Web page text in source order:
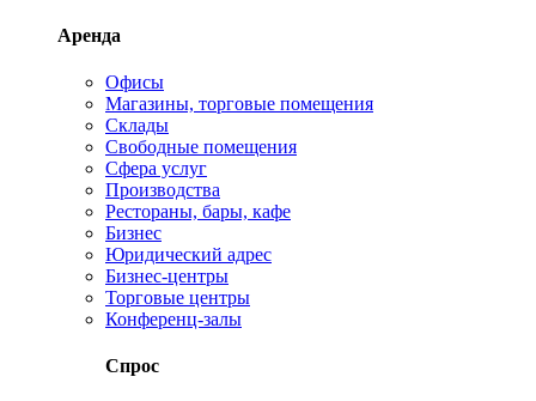
Аренда
Офисы
Магазины, торговые помещения
Склады
Свободные помещения
Сфера услуг
Производства
Рестораны, бары, кафе
Бизнес
Юридический адрес
Бизнес-центры
Торговые центры
Конференц-залы
Спрос